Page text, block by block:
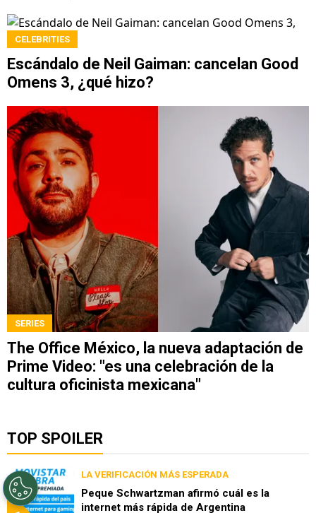
CELEBRITIES
Escándalo de Neil Gaiman: cancelan Good
Omens 3, ¿qué hizo?
SERIES
The Office México, la nueva adaptación de
Prime Video: "es una celebración de la
cultura oficinista mexicana"
TOP SPOILER
LA VERIFICACIÓN MÁS ESPERADA
Peque Schwartzman afirmó cuál es la
internet más rápida de Argentina